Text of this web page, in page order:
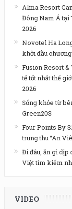
Alma Resort
Đông Nam Á tại
2026
Novotel Ha
khởi đầu
Fusion Resort
tế tốt nhất thế
2026
Sống khỏe từ
Green20S
Four Points By
trung thu “An
Đi đâu, ăn gì dịp
Việt tìm kiếm
VIDEO